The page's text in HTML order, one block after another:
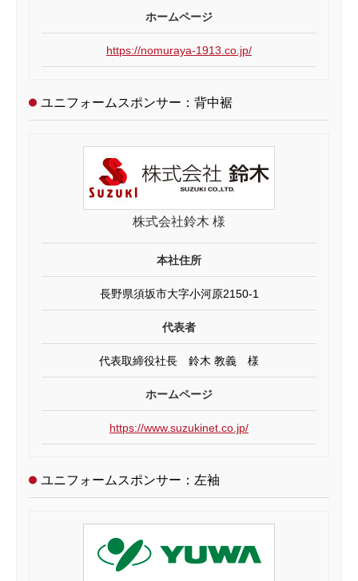
ホームページ
https://nomuraya-1913.co.jp/
ユニフォームスポンサー：背中裾
株式会社鈴木 様
本社住所
長野県須坂市大字小河原2150-1
代表者
代表取締役社長 鈴木 教義 様
ホームページ
https://www.suzukinet.co.jp/
ユニフォームスポンサー：左袖